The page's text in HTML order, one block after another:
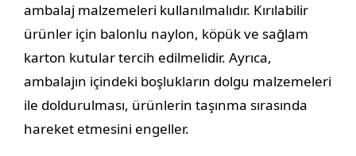
ambalaj malzemeleri kullanılmalıdır. Kırılabilir
ürünler için balonlu naylon, köpük ve sağlam
karton kutular tercih edilmelidir. Ayrıca,
ambalajın içindeki boşlukların dolgu malzemeleri
ile doldurulması, ürünlerin taşınma sırasında
hareket etmesini engeller.